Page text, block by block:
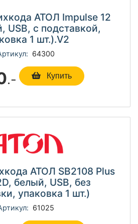
АТОЛ Impulse 12
USB, c подставкой,
1 шт.).V2
64300
.- Купить
АТОЛ SB2108 Plus
белый, USB, без
упаковка 1 шт.)
61025